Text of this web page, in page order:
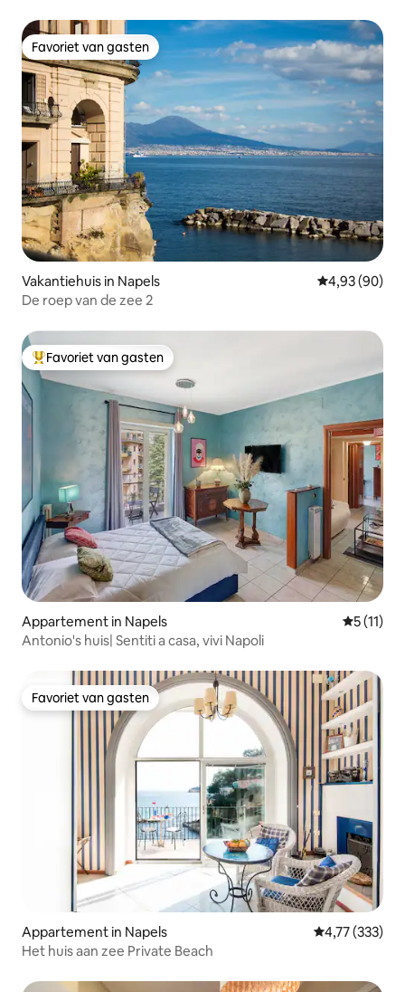
Favoriet van gasten
Favoriet van gasten
Vakantiehuis in Napels Gemiddelde
4,93 (90)
De roep van de zee 2
Topfavoriet van gasten
Favoriet van gasten
Appartement in Napels
5 (11)
Antonio's huis| Sentiti a casa, vivi Napoli
Favoriet van gasten
Favoriet van gasten
Appartement in Napels Gemiddelde
4,77 (333)
Het huis aan zee Private Beach